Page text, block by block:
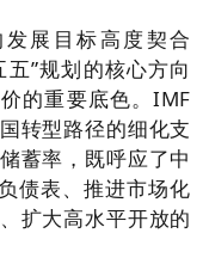
展目标高度契合
”规划的核心方向
的重要底色。IMF
转型路径的细化支
蓄率，既呼应了中
债表、推进市场化
扩大高水平开放的